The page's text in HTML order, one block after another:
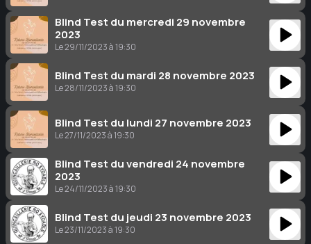
Blind Test du mercredi 29 novembre
2023
Le 29/11/2023 à 19:30
Blind Test du mardi 28 novembre 2023
Le 28/11/2023 à 19:30
Blind Test du lundi 27 novembre 2023
Le 27/11/2023 à 19:30
Blind Test du vendredi 24 novembre
2023
Le 24/11/2023 à 19:30
Blind Test du jeudi 23 novembre 2023
Le 23/11/2023 à 19:30